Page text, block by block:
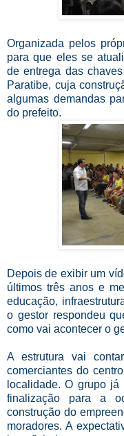
Organizada pelos
para que eles se
de entrega das
Paratibe, cuja
algumas demandas
do prefeito.
Depois de exibir um
últimos três anos e
educação,
o gestor respondeu
como vai acontecer o
A estrutura vai
comerciantes do
localidade. O grupo
finalização para a
construção do
moradores. A